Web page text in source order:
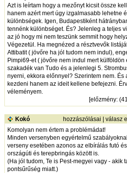
Azt is leírtam hogy a mezőnyt kicsit össze
hanem azért mert úgy izgalmasabb lehetne
különbségek. Igen, Budapestiként
tennénk különbséget. És? Jelenleg a teljes
az jó hogy mi nem teszünk semmit hogy
Végezetül. Ha megnézed a résztvevők
Attibatit ( jövőre ha jól tudom nem indul),
Pimpi69-et ( jövőre nem indul mert külföldön
szakadék van Tudo és a jelenlegi 5.
nyerni, ekkora előnnyel? Szerintem nem. És
kezdeni hanem az ideit kellene befejezni.
véleményem.
[előzmény:
Kokó hozzászólásai | válasz
Komolyan nem értem a problémádat!
Minden versenyben egyértelmű
verseny esetében azonos az elbírálás futó
országúti és terepbringás között is.
(Ha jól tudom, Te is Pest-megyei vagy - akik
pontsűrűség miatt.)